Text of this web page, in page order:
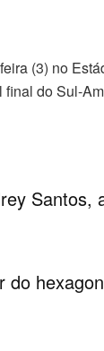
(3) no
do Sul-
Santos,